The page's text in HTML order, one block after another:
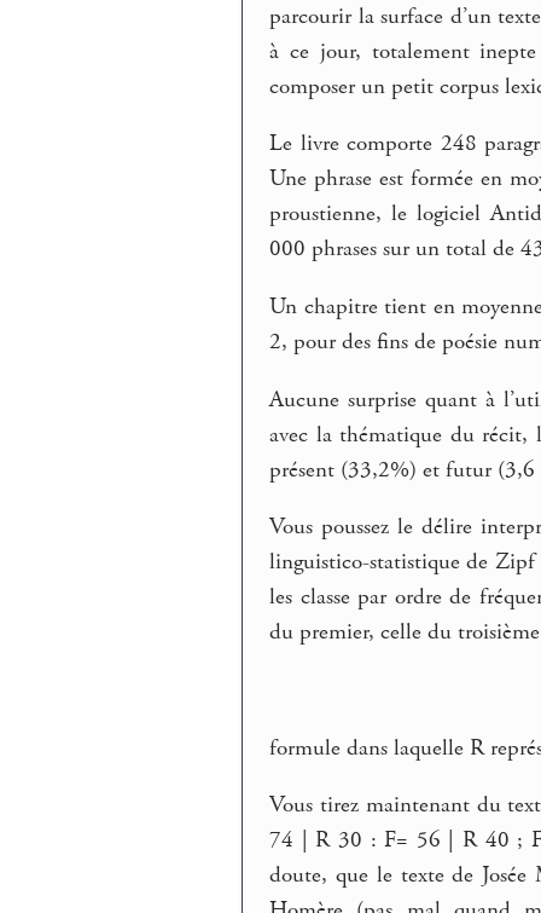
parcourir la surface d’un
à ce jour, totalement
composer un petit corpus
Le livre comporte 248
Une phrase est formée en
proustienne, le logiciel
000 phrases sur un total de
Un chapitre tient en
2, pour des fins de poésie
Aucune surprise quant à
avec la thématique du récit,
présent (33,2%) et futur
Vous poussez le délire
linguistico-statistique de Zipf
les classe par ordre de
du premier, celle du
formule dans laquelle R
Vous tirez maintenant du
74 | R 30 : F= 56 | R 40 ;
doute, que le texte de